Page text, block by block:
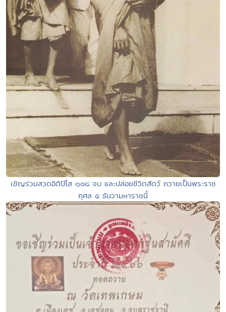
เชิญร่วมสวดอิติปิโส ๑๐๘ จบ และปล่อยชีวิตสัตว์ ถวายเป็นพระราช
กุศล ๕ ธันวามหาราชนี้